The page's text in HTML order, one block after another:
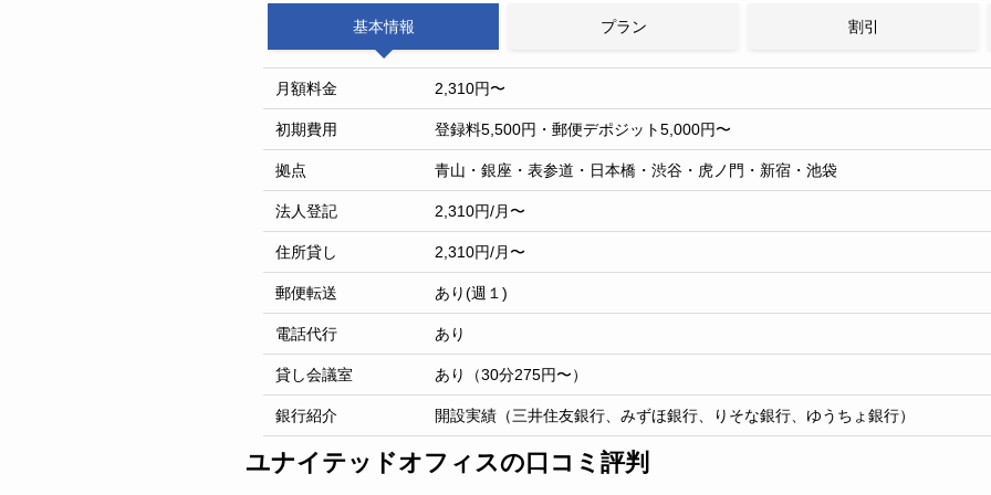
基本情報 プラン 割引
月額料金 2,310円〜
初期費用 登録料5,500円・郵便デポジット5,000円〜
拠点 青山・銀座・表参道・日本橋・渋谷・虎ノ門・新宿・池袋
法人登記 2,310円/月〜
住所貸し 2,310円/月〜
郵便転送 あり(週１)
電話代行 あり
貸し会議室 あり（30分275円〜）
銀行紹介 開設実績（三井住友銀行、みずほ銀行、りそな銀行、ゆうちょ銀行）
ユナイテッドオフィスの口コミ評判